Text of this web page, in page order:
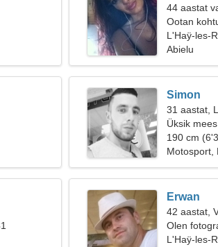
44 aastat
Ootan
L'Haÿ-les-
Abielu
Simon
31 aastat,
Üksik
190 cm
Motosport,
Erwan
42 aastat,
Olen
L'Haÿ-les-